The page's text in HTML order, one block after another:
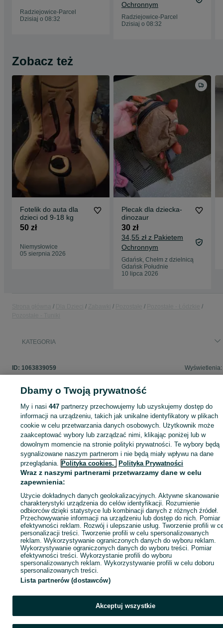
Radziejowice-Parcel
Dzisiaj o 08:32
Ochronnym
Radziejowice-Parcel
Dzisiaj o 08:32
Zobacz też
Fotelik do auta dla
dzieci od 9-18 kg
50 zł
Niemysłowice
05 sierpnia 2026
Plecak dla dziecka-
dinozaur
30 zł
34,55 zł z Pakietem
Ochronnym
Gdańsk, Chełm z dzielnicą
Gdańsk Południe
10 lipca 2026
KATEGORIA
ID: 1063839059 Wyświetlenia:
Zaloguj się lub załóż konto na OLX, aby skontaktować się z
sprzedającym
Zaloguj się / Załóż konto
Wyślij wiadomość
Dbamy o Twoją prywatność
My i nasi447 partnerzy przechowujemy lub uzyskujemy dostęp do
informacji na urządzeniu, takich jak unikalne identyfikatory w plikach
cookie w celu przetwarzania danych osobowych. Użytkownik może
zaakceptować wybory lub zarządzać nimi, klikając poniżej lub w
dowolnym momencie na stronie polityki prywatności. Te wybory będą
sygnalizowane naszym partnerom i nie będą miały wpływu na dane
przeglądania. Polityka cookies, Polityka Prywatności
Wraz z naszymi partnerami przetwarzamy dane w celu
zapewnienia:
Użycie dokładnych danych geolokalizacyjnych. Aktywne skanowanie
charakterystyki urządzenia do celów identyfikacji. Rozumienie
odbiorców dzięki statystyce lub kombinacji danych z różnych źródeł.
Przechowywanie informacji na urządzeniu lub dostęp do nich. Pomiar
efektywności reklam. Rozwój i ulepszanie usług. Tworzenie profili w
personalizacji treści. Tworzenie profili w celu spersonalizowanych
reklam. Wykorzystywanie ograniczonych danych do wyboru reklam.
Wykorzystywanie ograniczonych danych do wyboru treści. Pomiar
efektywności treści. Wykorzystanie profili do wyboru
spersonalizowanych reklam. Wykorzystywanie profili w celu doboru
spersonalizowanych treści.
Lista partnerów (dostawców)
Akceptuj wszystkie